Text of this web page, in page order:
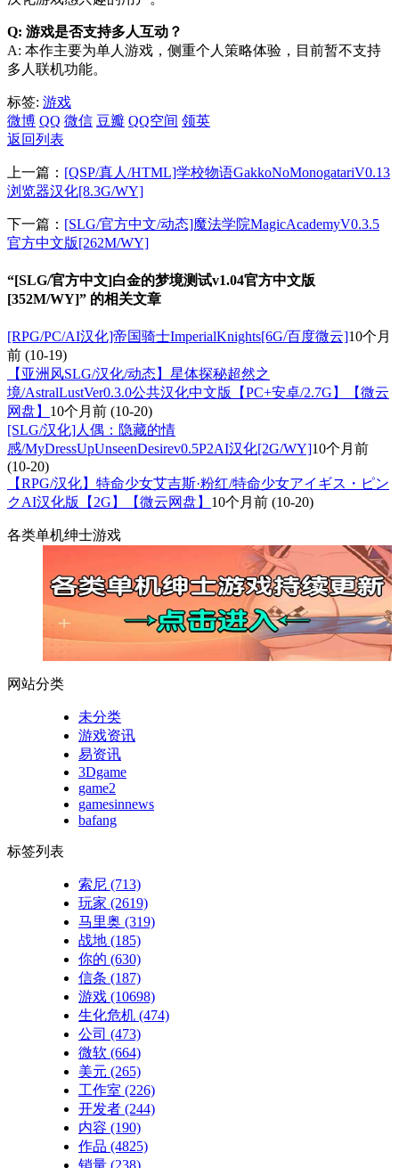
Q: 游戏是否支持多人互动？
A: 本作主要为单人游戏，侧重个人策略体验，目前暂不支持
多人联机功能。
标签: 游戏
微博 QQ 微信 豆瓣 QQ空间 领英
返回列表
上一篇： [QSP/真人/HTML]学校物语GakkoNoMonogatariV0.13
浏览器汉化[8.3G/WY]
下一篇： [SLG/官方中文/动态]魔法学院MagicAcademyV0.3.5
官方中文版[262M/WY]
“[SLG/官方中文]白金的梦境测试v1.04官方中文版
[352M/WY]” 的相关文章
[RPG/PC/AI汉化]帝国骑士ImperialKnights[6G/百度微云]10个月
前 (10-19)
【亚洲风SLG/汉化/动态】星体探秘超然之
境/AstralLustVer0.3.0公共汉化中文版【PC+安卓/2.7G】【微云
网盘】 10个月前 (10-20)
[SLG/汉化]人偶：隐藏的情
感/MyDressUpUnseenDesirev0.5P2AI汉化[2G/WY]10个月前
(10-20)
【RPG/汉化】特命少女艾吉斯·粉红/特命少女アイギス・ピン
クAI汉化版【2G】【微云网盘】 10个月前 (10-20)
各类单机绅士游戏
网站分类
未分类
游戏资讯
易资讯
3Dgame
game2
gamesinnews
bafang
标签列表
索尼 (713)
玩家 (2619)
马里奥 (319)
战地 (185)
你的 (630)
信条 (187)
游戏 (10698)
生化危机 (474)
公司 (473)
微软 (664)
美元 (265)
工作室 (226)
开发者 (244)
内容 (190)
作品 (4825)